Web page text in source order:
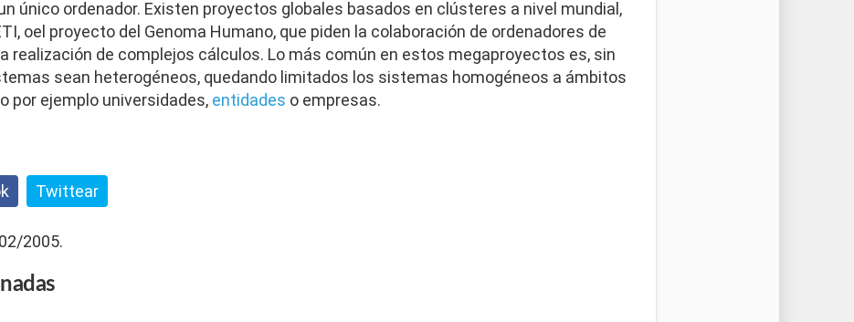
único ordenador. Existen proyectos globales basados en clústeres a nivel mundial,
oel proyecto del Genoma Humano, que piden la colaboración de ordenadores de
realización de complejos cálculos. Lo más común en estos megaproyectos es, sin
sean heterogéneos, quedando limitados los sistemas homogéneos a ámbitos
por ejemplo universidades, entidades o empresas.
Twittear
2005.